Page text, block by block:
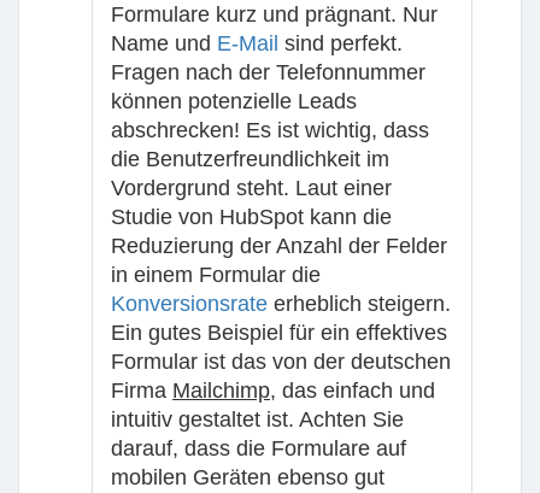
Formulare kurz und prägnant. Nur
Name und E-Mail sind perfekt.
Fragen nach der Telefonnummer
können potenzielle Leads
abschrecken! Es ist wichtig, dass
die Benutzerfreundlichkeit im
Vordergrund steht. Laut einer
Studie von HubSpot kann die
Reduzierung der Anzahl der Felder
in einem Formular die
Konversionsrate erheblich steigern.
Ein gutes Beispiel für ein effektives
Formular ist das von der deutschen
Firma Mailchimp, das einfach und
intuitiv gestaltet ist. Achten Sie
darauf, dass die Formulare auf
mobilen Geräten ebenso gut